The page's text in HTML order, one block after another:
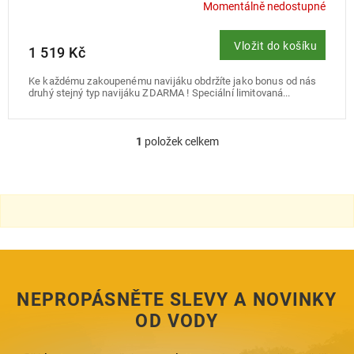
Momentálně nedostupné
1 519 Kč Vložit do košíku
Ke každému zakoupenému navijáku obdržíte jako bonus od nás
druhý stejný typ navijáku ZDARMA ! Speciální limitovaná...
O
á
a
í
v
k
y
1 položek celkem
NEPROPÁSNĚTE SLEVY A NOVINKY
OD VODY